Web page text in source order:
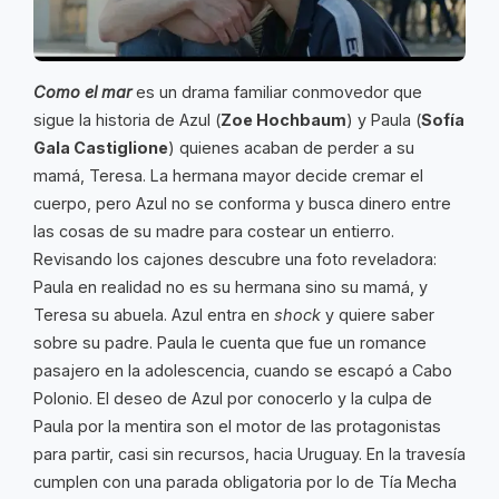
Como el mares un drama familiar conmovedor que
sigue la historia de Azul (Zoe Hochbaum) y Paula (Sofía
Gala Castiglione) quienes acaban de perder a su
mamá, Teresa. La hermana mayor decide cremar el
cuerpo, pero Azul no se conforma y busca dinero entre
las cosas de su madre para costear un entierro.
Revisando los cajones descubre una foto reveladora:
Paula en realidad no es su hermana sino su mamá, y
Teresa su abuela. Azul entra en shock y quiere saber
sobre su padre. Paula le cuenta que fue un romance
pasajero en la adolescencia, cuando se escapó a Cabo
Polonio. El deseo de Azul por conocerlo y la culpa de
Paula por la mentira son el motor de las protagonistas
para partir, casi sin recursos, hacia Uruguay. En la travesía
cumplen con una parada obligatoria por lo de Tía Mecha